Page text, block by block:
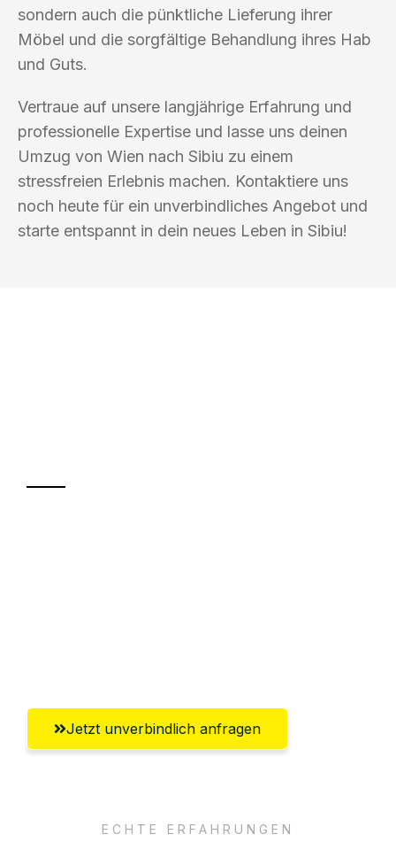
sondern auch die pünktliche Lieferung ihrer
Möbel und die sorgfältige Behandlung ihres Hab
und Guts.
Vertraue auf unsere langjährige Erfahrung und
professionelle Expertise und lasse uns deinen
Umzug von Wien nach Sibiu zu einem
stressfreien Erlebnis machen. Kontaktiere uns
noch heute für ein unverbindliches Angebot und
starte entspannt in dein neues Leben in Sibiu!
Jetzt unverbindlich anfragen
ECHTE ERFAHRUNGEN